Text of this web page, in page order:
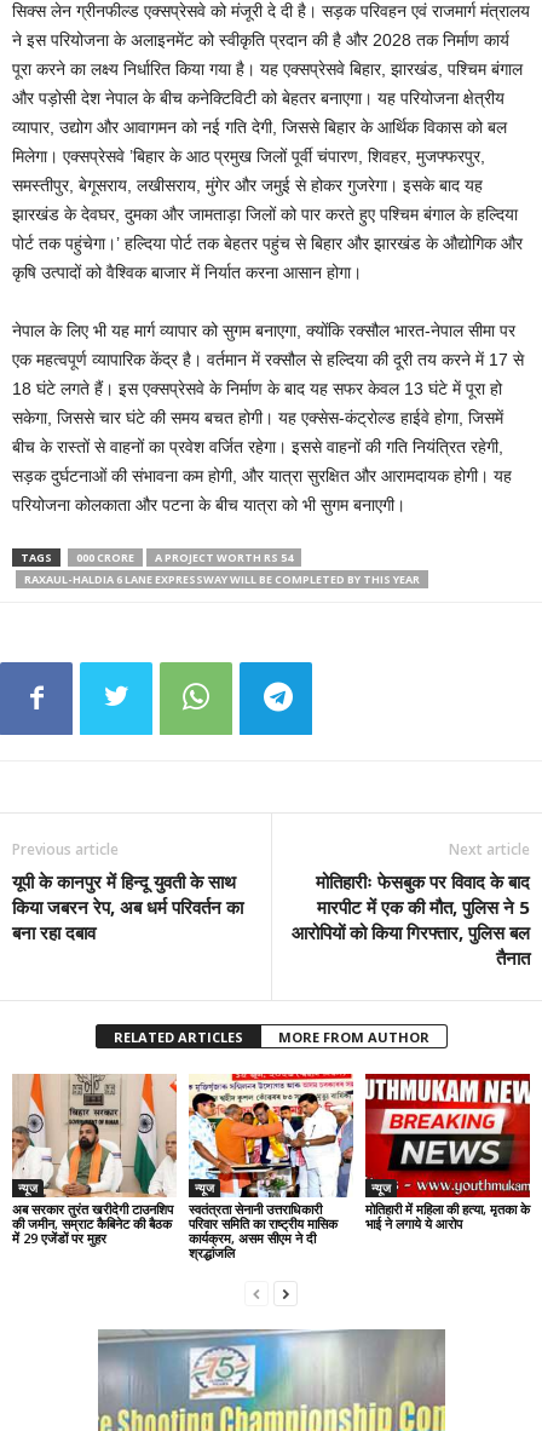
सिक्स लेन ग्रीनफील्ड एक्सप्रेसवे को मंजूरी दे दी है। सड़क परिवहन एवं राजमार्ग मंत्रालय
ने इस परियोजना के अलाइनमेंट को स्वीकृति प्रदान की है और 2028 तक निर्माण कार्य
पूरा करने का लक्ष्य निर्धारित किया गया है। यह एक्सप्रेसवे बिहार, झारखंड, पश्चिम बंगाल
और पड़ोसी देश नेपाल के बीच कनेक्टिविटी को बेहतर बनाएगा। यह परियोजना क्षेत्रीय
व्यापार, उद्योग और आवागमन को नई गति देगी, जिससे बिहार के आर्थिक विकास को बल
मिलेगा। एक्सप्रेसवे ’बिहार के आठ प्रमुख जिलों पूर्वी चंपारण, शिवहर, मुजफ्फरपुर,
समस्तीपुर, बेगूसराय, लखीसराय, मुंगेर और जमुई से होकर गुजरेगा। इसके बाद यह
झारखंड के देवघर, दुमका और जामताड़ा जिलों को पार करते हुए पश्चिम बंगाल के हल्दिया
पोर्ट तक पहुंचेगा।’ हल्दिया पोर्ट तक बेहतर पहुंच से बिहार और झारखंड के औद्योगिक और
कृषि उत्पादों को वैश्विक बाजार में निर्यात करना आसान होगा।
नेपाल के लिए भी यह मार्ग व्यापार को सुगम बनाएगा, क्योंकि रक्सौल भारत-नेपाल सीमा पर
एक महत्वपूर्ण व्यापारिक केंद्र है। वर्तमान में रक्सौल से हल्दिया की दूरी तय करने में 17 से
18 घंटे लगते हैं। इस एक्सप्रेसवे के निर्माण के बाद यह सफर केवल 13 घंटे में पूरा हो
सकेगा, जिससे चार घंटे की समय बचत होगी। यह एक्सेस-कंट्रोल्ड हाईवे होगा, जिसमें
बीच के रास्तों से वाहनों का प्रवेश वर्जित रहेगा। इससे वाहनों की गति नियंत्रित रहेगी,
सड़क दुर्घटनाओं की संभावना कम होगी, और यात्रा सुरक्षित और आरामदायक होगी। यह
परियोजना कोलकाता और पटना के बीच यात्रा को भी सुगम बनाएगी।
TAGS 000 CRORE
A PROJECT WORTH RS 54
RAXAUL-HALDIA 6 LANE EXPRESSWAY WILL BE COMPLETED BY THIS YEAR
Previous article
यूपी के कानपुर में हिन्दू युवती के साथ
किया जबरन रेप, अब धर्म परिवर्तन का
बना रहा दबाव
Next article
मोतिहारीः फेसबुक पर विवाद के बाद
मारपीट में एक की मौत, पुलिस ने 5
आरोपियों को किया गिरफ्तार, पुलिस बल
तैनात
RELATED ARTICLES MORE FROM AUTHOR
न्यूज
अब सरकार तुरंत खरीदेगी टाउनशिप
की जमीन, सम्राट कैबिनेट की बैठक
में 29 एजेंडों पर मुहर
न्यूज
स्वतंत्रता सेनानी उत्तराधिकारी
परिवार समिति का राष्ट्रीय मासिक
कार्यक्रम, असम सीएम ने दी
श्रद्धांजलि
न्यूज
मोतिहारी में महिला की हत्या, मृतका के
भाई ने लगाये ये आरोप